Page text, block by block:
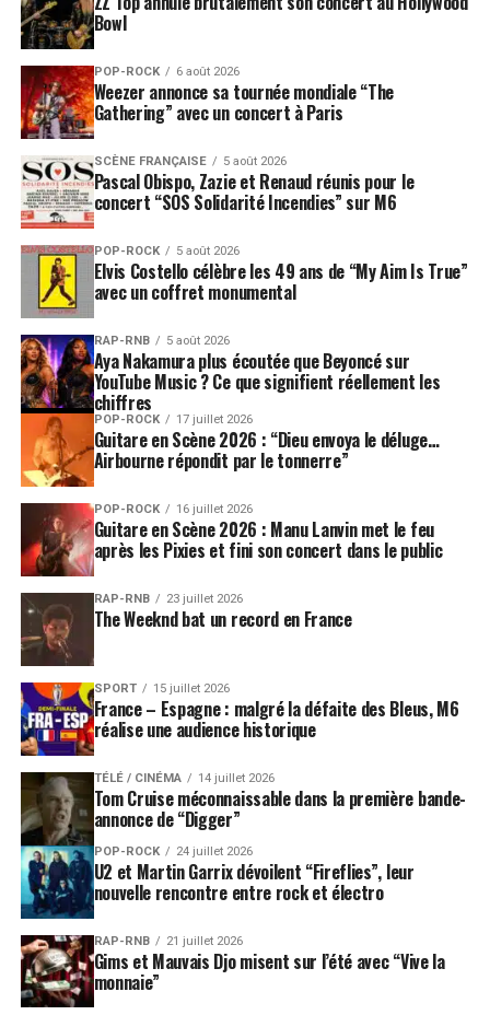
Bowl
POP-ROCK 6 août 2026
Weezer annonce sa tournée mondiale “The
Gathering” avec un concert à Paris
SCÈNE FRANÇAISE 5 août 2026
Pascal Obispo, Zazie et Renaud réunis pour le
concert “SOS Solidarité Incendies” sur M6
POP-ROCK 5 août 2026
Elvis Costello célèbre les 49 ans de “My Aim Is True”
avec un coffret monumental
RAP-RNB 5 août 2026
Aya Nakamura plus écoutée que Beyoncé sur
YouTube Music ? Ce que signifient réellement les
chiffres
POP-ROCK 17 juillet 2026
Guitare en Scène 2026 : “Dieu envoya le déluge…
Airbourne répondit par le tonnerre”
POP-ROCK 16 juillet 2026
Guitare en Scène 2026 : Manu Lanvin met le feu
après les Pixies et fini son concert dans le public
RAP-RNB 23 juillet 2026
The Weeknd bat un record en France
SPORT 15 juillet 2026
France – Espagne : malgré la défaite des Bleus, M6
réalise une audience historique
TÉLÉ / CINÉMA 14 juillet 2026
Tom Cruise méconnaissable dans la première bande-
annonce de “Digger”
POP-ROCK 24 juillet 2026
U2 et Martin Garrix dévoilent “Fireflies”, leur
nouvelle rencontre entre rock et électro
RAP-RNB 21 juillet 2026
Gims et Mauvais Djo misent sur l’été avec “Vive la
monnaie”